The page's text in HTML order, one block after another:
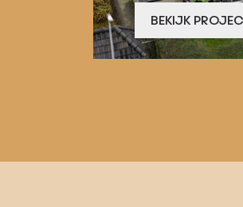
BEKIJK